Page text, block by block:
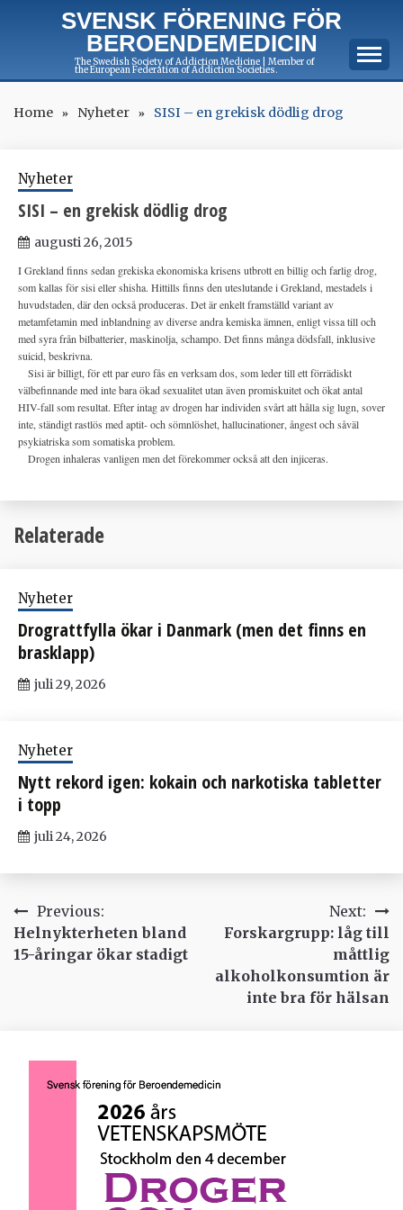
SVENSK FÖRENING FÖR
BEROENDEMEDICIN
The Swedish Society of Addiction Medicine | Member of
the European Federation of Addiction Societies.
Home Nyheter SISI – en grekisk dödlig drog
Nyheter
SISI – en grekisk dödlig drog
augusti 26, 2015
I Grekland finns sedan grekiska ekonomiska krisens utbrott en billig och farlig drog,
som kallas för sisi eller shisha. Hittills finns den uteslutande i Grekland, mestadels i
huvudstaden, där den också produceras. Det är enkelt framställd variant av
metamfetamin med inblandning av diverse andra kemiska ämnen, enligt vissa till och
med syra från bilbatterier, maskinolja, schampo. Det finns många dödsfall, inklusive
suicid, beskrivna.
Sisi är billigt, för ett par euro fås en verksam dos, som leder till ett förrädiskt
välbefinnande med inte bara ökad sexualitet utan även promiskuitet och ökat antal
HIV-fall som resultat. Efter intag av drogen har individen svårt att hålla sig lugn, sover
inte, ständigt rastlös med aptit- och sömnlöshet, hallucinationer, ångest och såväl
psykiatriska som somatiska problem.
Drogen inhaleras vanligen men det förekommer också att den injiceras.
Relaterade
Nyheter
Drograttfylla ökar i Danmark (men det finns en
brasklapp)
juli 29, 2026
Nyheter
Nytt rekord igen: kokain och narkotiska tabletter
i topp
juli 24, 2026
Inläggsnavigering
Previous:
Helnykterheten bland
15-åringar ökar stadigt
Next:
Forskargrupp: låg till
måttlig
alkoholkonsumtion är
inte bra för hälsan